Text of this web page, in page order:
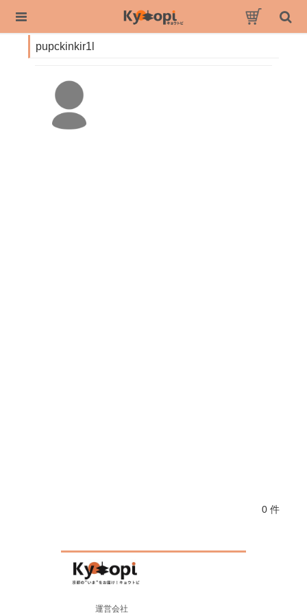
pupckinkir1l
0 件
運営会社